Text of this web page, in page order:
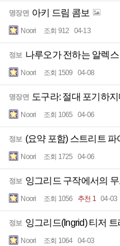
명장면 아키 드림 콤보
Noori 조회 912 04-13
정보 나루오가 전하는 알렉
Noori 조회 1509 04-08
명장면 도구라: 절대 포기하지
Noori 조회 1065 04-06
정보 (요약 포함) 스트리트
Noori 조회 1725 04-06
정보 잉그리드 구작에서의
Noori 조회 1056 추천 1 04-03
정보 잉그리드(Ingrid) 티저 트
Noori 조회 1064 04-03